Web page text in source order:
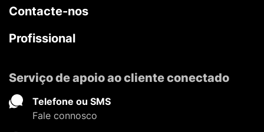
Contacte-nos
Profissional
Serviço de apoio ao cliente conectado
Telefone ou SMS
Fale connosco